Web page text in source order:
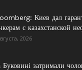
Киев дал
с казахстанской
2026
Буковині затримали